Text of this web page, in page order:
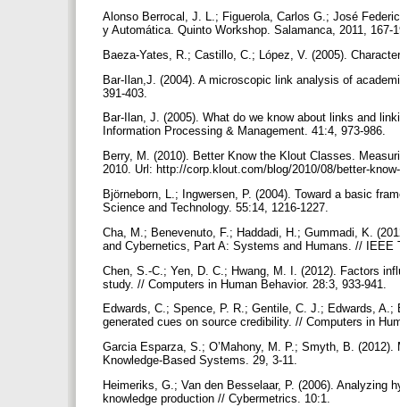
Alonso Berrocal, J. L.; Figuerola, Carlos G.; José
y Automática. Quinto Workshop. Salamanca, 2011, 167-
Baeza-Yates, R.; Castillo, C.; López, V. (2005).
Bar-Ilan,J. (2004). A microscopic link analysis of
391-403.
Bar-Ilan, J. (2005). What do we know about links and
Information Processing & Management. 41:4, 973-986.
Berry, M. (2010). Better Know the Klout Classes.
2010. Url: http://corp.klout.com/blog/2010/08/better-
Björneborn, L.; Ingwersen, P. (2004). Toward a basic
Science and Technology. 55:14, 1216-1227.
Cha, M.; Benevenuto, F.; Haddadi, H.; Gummadi, K.
and Cybernetics, Part A: Systems and Humans. //
Chen, S.-C.; Yen, D. C.; Hwang, M. I. (2012). Factors
study. // Computers in Human Behavior. 28:3, 933-941.
Edwards, C.; Spence, P. R.; Gentile, C. J.; Edwards,
generated cues on source credibility. // Computers in
Garcia Esparza, S.; O’Mahony, M. P.; Smyth, B.
Knowledge-Based Systems. 29, 3-11.
Heimeriks, G.; Van den Besselaar, P. (2006). Analyzing
knowledge production // Cybermetrics. 10:1.